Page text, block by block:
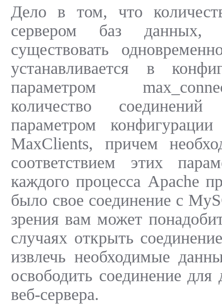
Дело в том, что
сервером баз данных,
существовать
устанавливается в
параметром
количество
параметром
MaxClients, причем
соответствием этих
каждого процесса Apache
было свое соединение с
зрения вам может
случаях открыть
извлечь необходимые
освободить соединение для
веб-сервера.